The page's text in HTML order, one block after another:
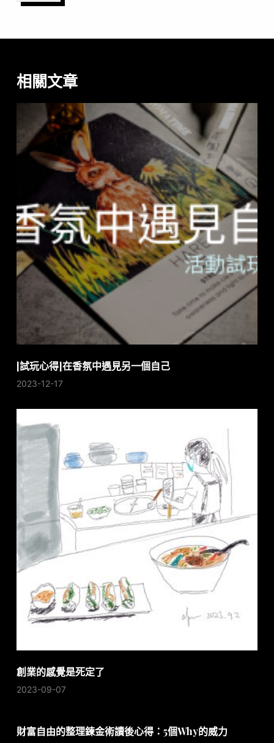
相關文章
[試玩心得]在香氛中遇見另一個自己
2023-12-17
創業的感覺是死定了
2023-09-07
財富自由的整理鍊金術讀後心得：5個Why的威力